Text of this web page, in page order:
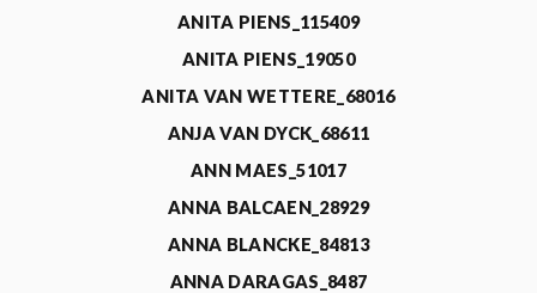
ANITA PIENS_115409
ANITA PIENS_19050
ANITA VAN WETTERE_68016
ANJA VAN DYCK_68611
ANN MAES_51017
ANNA BALCAEN_28929
ANNA BLANCKE_84813
ANNA DARAGAS_8487